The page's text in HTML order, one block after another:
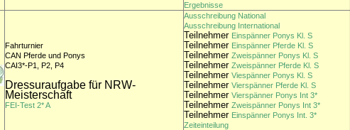
Ergebnisse
Fahrturnier
CAN Pferde und Ponys
CAI3*-P1, P2, P4
Dressuraufgabe für NRW-
Meisterschaft
FEI-Test 2* A
Ausschreibung National
Ausschreibung International
Teilnehmer Einspänner Ponys Kl. S
Teilnehmer Einspänner Pferde Kl. S
Teilnehmer Zweispänner Ponys Kl. S
Teilnehmer Zweispänner Pferde Kl. S
Teilnehmer Viespänner Ponys Kl. S
Teilnehmer Vierspänner Pferde Kl. S
Teilnehmer Vierspänner Ponys Int 3*
Teilnehmer Zweispänner Ponys Int 3*
Teilnehmer Einspänner Ponys Int. 3*
Zeiteinteilung